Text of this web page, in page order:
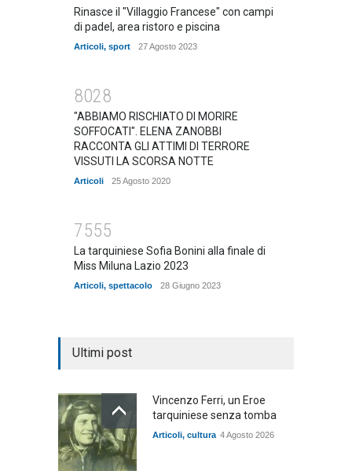
Rinasce il "Villaggio Francese" con campi
di padel, area ristoro e piscina
Articoli, sport 27 Agosto 2023
8028
"ABBIAMO RISCHIATO DI MORIRE
SOFFOCATI". ELENA ZANOBBI
RACCONTA GLI ATTIMI DI TERRORE
VISSUTI LA SCORSA NOTTE
Articoli 25 Agosto 2020
7555
La tarquiniese Sofia Bonini alla finale di
Miss Miluna Lazio 2023
Articoli, spettacolo 28 Giugno 2023
Ultimi post
Vincenzo Ferri, un Eroe
tarquiniese senza tomba
Articoli, cultura 4 Agosto 2026